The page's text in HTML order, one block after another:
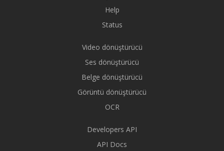
Help
Status
Video dönüştürücü
Ses dönüştürücü
Belge dönüştürücü
Görüntü dönüştürücü
OCR
Developers API
API Docs